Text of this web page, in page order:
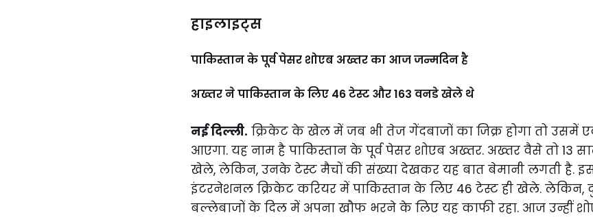
हाइलाइट्स
पाकिस्तान के पूर्व पेसर शोएब अख्तर का आज जन्मदिन है
अख्तर ने पाकिस्तान के लिए 46 टेस्ट और 163 वनडे खेले थे
नई दिल्ली. क्रिकेट के खेल में जब भी तेज गेंदबाजों का जिक्र होगा तो उसमें
आएगा. यह नाम है पाकिस्तान के पूर्व पेसर शोएब अख्तर. अख्तर वैसे तो 13
खेले, लेकिन, उनके टेस्ट मैचों की संख्या देखकर यह बात बेमानी लगती है.
इंटरनेशनल क्रिकेट करियर में पाकिस्तान के लिए 46 टेस्ट ही खेले. लेकिन,
बल्लेबाजों के दिल में अपना खौफ भरने के लिए यह काफी रहा. आज उन्हीं